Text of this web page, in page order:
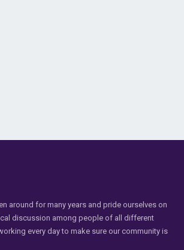
around for many years and pride ourselves on
discussion among people of all different
every day to make sure our community is